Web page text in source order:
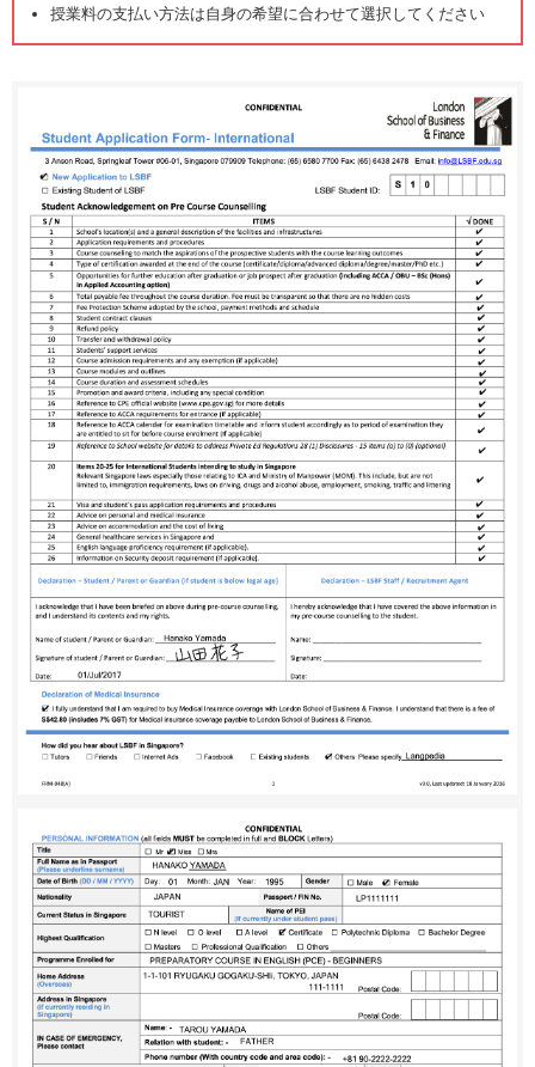
授業料の支払い方法は自身の希望に合わせて選択してください